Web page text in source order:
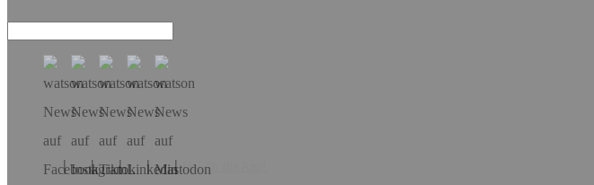
Hol dir die App!